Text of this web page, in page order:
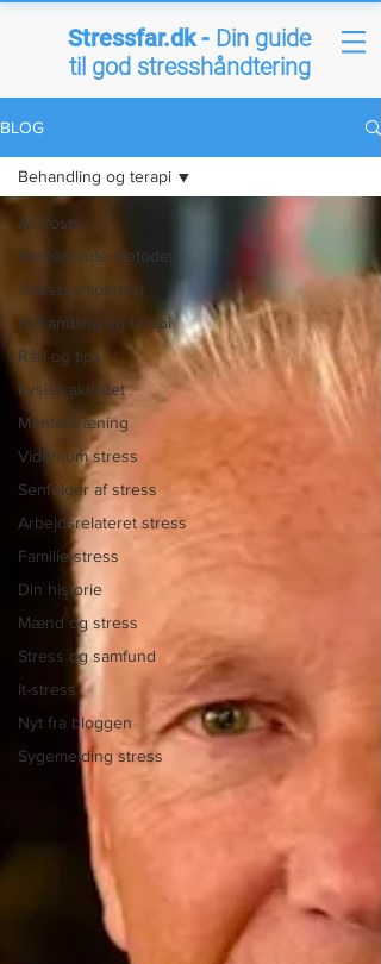
Stressfar.dk - Din guide
til god stresshåndtering
BLOG
All Posts
Beroligende metoder
Stresssymptomer
Behandling og terapi
Råd og tips
Fysisk aktivitet
Mental træning
Viden om stress
Senfølger af stress
Arbejdsrelateret stress
Familie-stress
Din historie
Mænd og stress
Stress og samfund
It-stress
Nyt fra bloggen
Sygemelding stress
Behandling og terapi